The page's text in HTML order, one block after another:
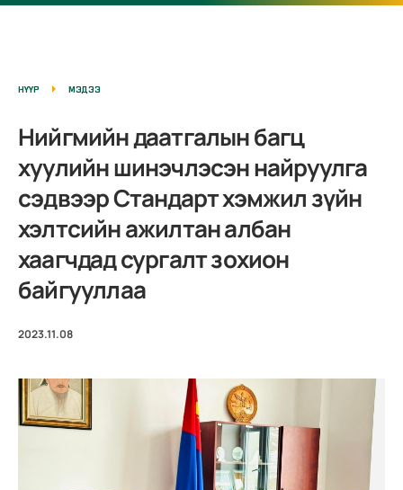
НҮҮР МЭДЭЭ
Нийгмийн даатгалын багц
хуулийн шинэчлэсэн найруулга
сэдвээр Стандарт хэмжил зүйн
хэлтсийн ажилтан албан
хаагчдад сургалт зохион
байгууллаа
2023.11.08